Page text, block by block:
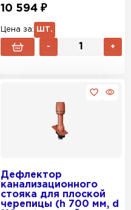
10 594 ₽
Цена за: ШТ.
- +
Дефлектор
канализационного
стояка для плоской
черепицы (h 700 мм, d